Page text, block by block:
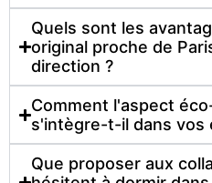
Quels sont les
original proche de
direction ?
Comment l'aspect
s'intègre-t-il dans vos
Que proposer aux